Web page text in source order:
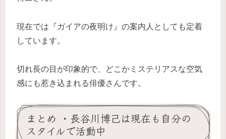
現在では『ガイアの夜明け』の案内人としても定着
しています。
切れ長の目が印象的で、どこかミステリアスな空気
感にも惹き込まれる俳優さんです。
まとめ ・長谷川博己は現在も自分の
スタイルで活動中